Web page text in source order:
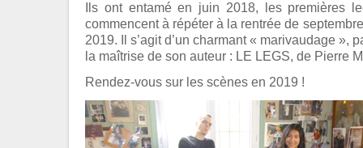
Ils ont entamé en juin 2018, les premières
commencent à répéter à la rentrée de
2019. Il s’agit d’un charmant « marivaudage »,
la maîtrise de son auteur : LE LEGS, de Pierre
Rendez-vous sur les scènes en 2019 !